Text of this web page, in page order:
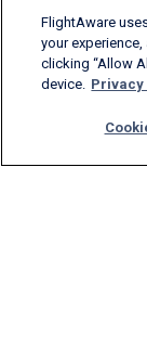
Products &
FlightAware
your
clicking “Allow
device. Privacy